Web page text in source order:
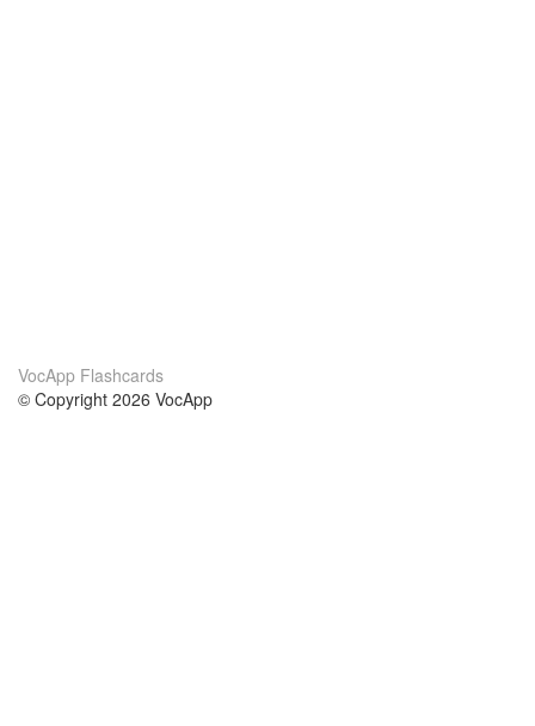
VocApp Flashcards
© Copyright 2026 VocApp